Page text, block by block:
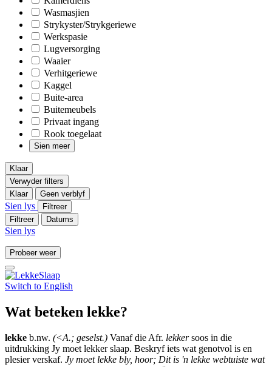
Wasmasjien
Strykyster/Strykgeriewe
Werkspasie
Lugversorging
Waaier
Verhitgeriewe
Kaggel
Buite-area
Buitemeubels
Privaat ingang
Rook toegelaat
Sien meer
Klaar
Verwyder filters
Klaar
Geen verblyf
Sien lys
Filtreer
Filtreer
Datums
Sien lys
Probeer weer
Switch to English
Wat beteken lekke?
lekke b.nw. (<A.; geselst.) Vanaf die Afr. lekkersoos in die
uitdrukking Jy moet lekker slaap. Beskryf iets wat genotvol is en
plesier verskaf. Jy moet lekke bly, hoor; Dit is 'n lekke webtuiste wat